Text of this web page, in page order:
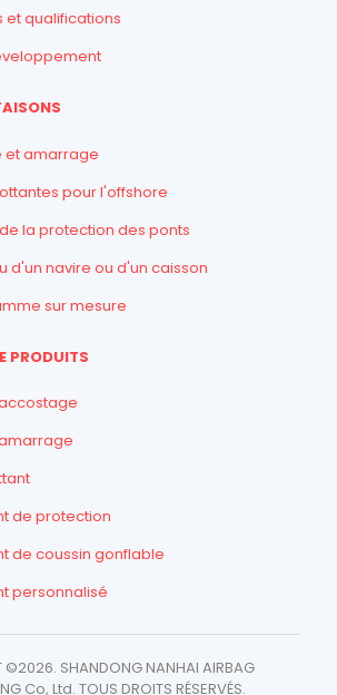
et qualifications
et amarrage
pour l'offshore
la protection des ponts
d'un navire ou d'un caisson
sur mesure
PRODUITS
de protection
de coussin gonflable
personnalisé
©2026. SHANDONG NANHAI AIRBAG
Co, Ltd. TOUS DROITS RÉSERVÉS.
Spanish
Russian